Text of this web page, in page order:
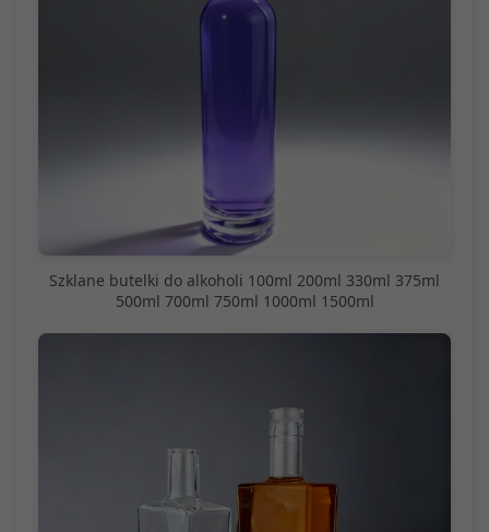
Szklane butelki do alkoholi 100ml 200ml 330ml 375ml
500ml 700ml 750ml 1000ml 1500ml